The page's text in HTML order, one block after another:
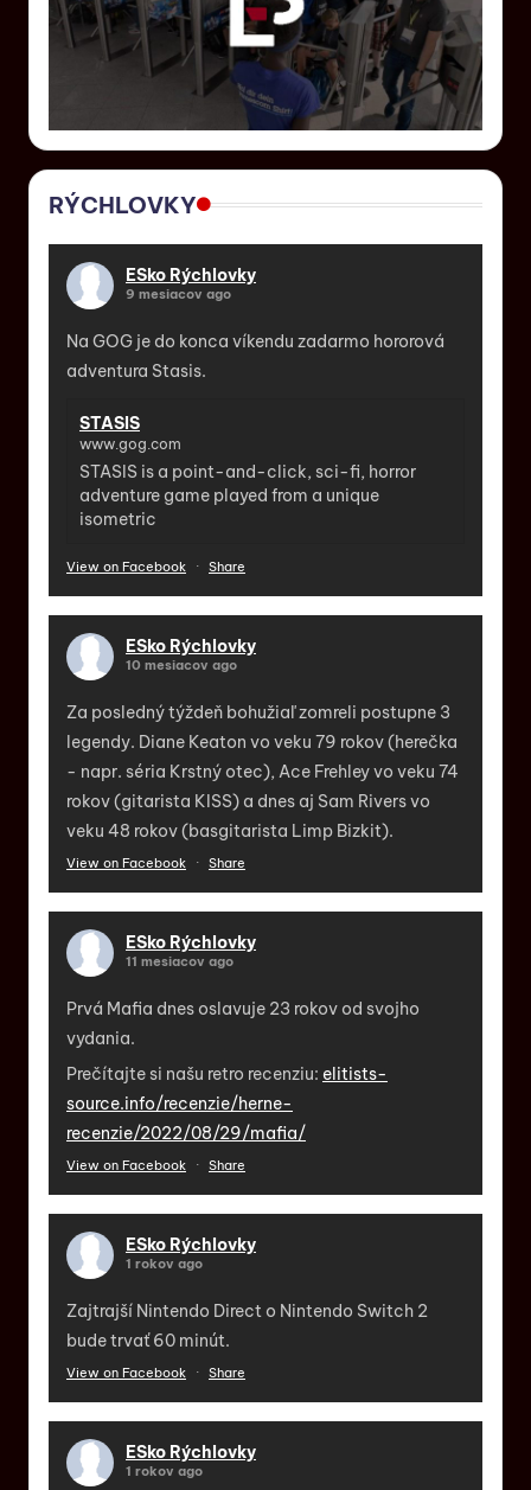
RÝCHLOVKY
ESko Rýchlovky
9 mesiacov ago
Na GOG je do konca víkendu zadarmo hororová
adventura Stasis.
STASIS
www.gog.com
STASIS is a point-and-click, sci-fi, horror
adventure game played from a unique
isometric
View on Facebook · Share
ESko Rýchlovky
10 mesiacov ago
Za posledný týždeň bohužiaľ zomreli postupne 3
legendy. Diane Keaton vo veku 79 rokov (herečka
- napr. séria Krstný otec), Ace Frehley vo veku 74
rokov (gitarista KISS) a dnes aj Sam Rivers vo
veku 48 rokov (basgitarista Limp Bizkit).
View on Facebook · Share
ESko Rýchlovky
11 mesiacov ago
Prvá Mafia dnes oslavuje 23 rokov od svojho
vydania.
Prečítajte si našu retro recenziu: elitists-
source.info/recenzie/herne-
recenzie/2022/08/29/mafia/
View on Facebook · Share
ESko Rýchlovky
1 rokov ago
Zajtrajší Nintendo Direct o Nintendo Switch 2
bude trvať 60 minút.
View on Facebook · Share
ESko Rýchlovky
1 rokov ago